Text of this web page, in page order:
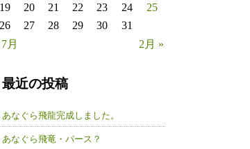
月 2月 »
19
20 21 22 23 24
25
26
27 28 29 30 31
最近の投稿
あなぐら飛龍完成しました。
あなぐら飛竜・パース？